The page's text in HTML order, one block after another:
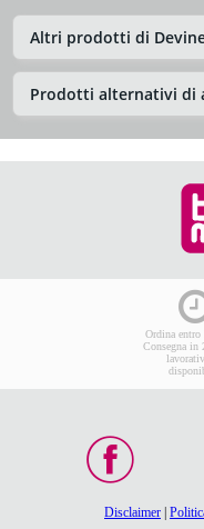
Altri prodotti di
Prodotti alternativi di
Ordina entro
Consegna in
Disclaimer